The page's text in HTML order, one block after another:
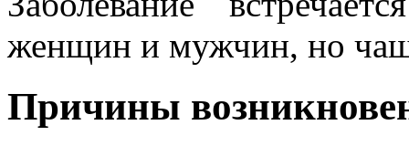
женщин и мужчин, но
Причины